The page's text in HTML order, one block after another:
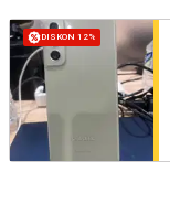
DISKON 12%